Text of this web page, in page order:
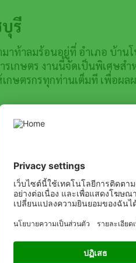
รี
าท้าลมร้อนอยู่ที่ อำเภอ บ้านโ
รเกษตร งานนี้จัดเป็นพิเศษส
กษตรกรทุกท่านเต็มที เพื่อผ
adamathailand